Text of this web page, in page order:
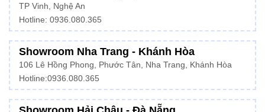
TP Vinh, Nghệ An
Hotline: 0936.080.365
Showroom Nha Trang - Khánh Hòa
106 Lê Hồng Phong, Phước Tân, Nha Trang, Khánh Hòa
Hotline:0936.080.365